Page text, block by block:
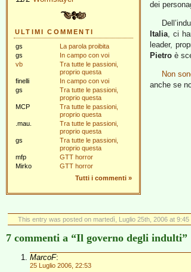
ULTIMI COMMENTI
gs
La parola proibita
gs
In campo con voi
vb
Tra tutte le passioni,
proprio questa
finelli
In campo con voi
gs
Tra tutte le passioni,
proprio questa
MCP
Tra tutte le passioni,
proprio questa
.mau.
Tra tutte le passioni,
proprio questa
gs
Tra tutte le passioni,
proprio questa
mfp
GTT horror
Mirko
GTT horror
Tutti i commenti »
dei
Italia, ci
leader,
Pietro è
Non
anche se
This entry was posted on martedì, Luglio 25th, 2006 at
7 commenti a “Il governo degli indulti”
MarcoF:
25 Luglio 2006, 22:53